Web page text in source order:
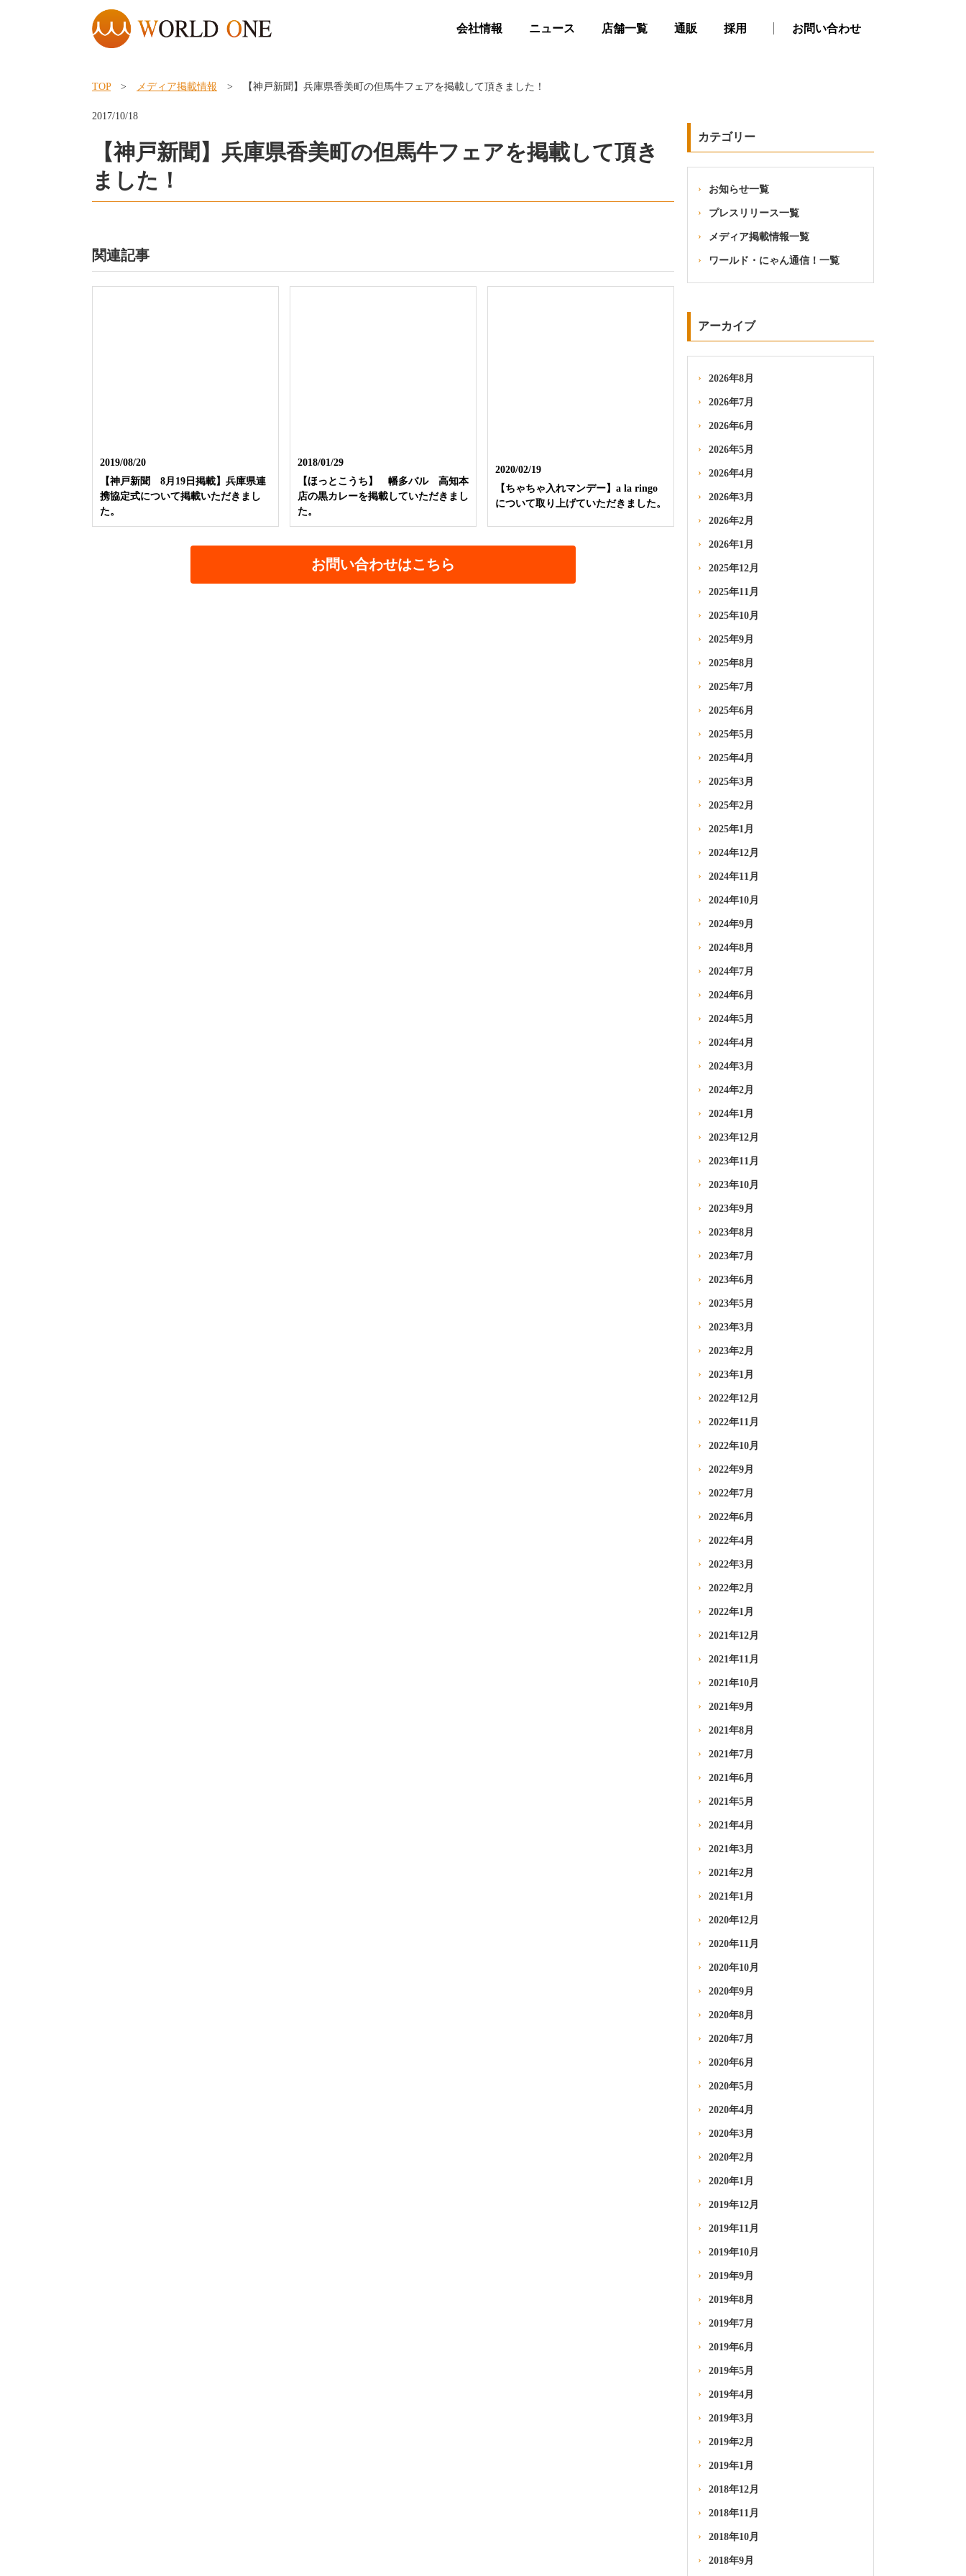
会社情報 ニュース 店舗一覧 通販 採用 お問い合わせ
TOP> メディア掲載情報 > 【神戸新聞】兵庫県香美町の但馬牛フェアを掲載して頂きました！
2017/10/18
【神戸新聞】兵庫県香美町の但馬牛フェアを掲載して頂き
ました！
関連記事
2019/08/20
【神戸新聞 8月19日掲載】兵庫県連
携協定式について掲載いただきまし
た。
2018/01/29
【ほっとこうち】 幡多バル 高知本
店の黒カレーを掲載していただきまし
た。
2020/02/19
【ちゃちゃ入れマンデー】a la ringo
について取り上げていただきました。
お問い合わせはこちら
カテゴリー
お知らせ一覧
プレスリリース一覧
メディア掲載情報一覧
ワールド・にゃん通信！一覧
アーカイブ
2026年8月
2026年7月
2026年6月
2026年5月
2026年4月
2026年3月
2026年2月
2026年1月
2025年12月
2025年11月
2025年10月
2025年9月
2025年8月
2025年7月
2025年6月
2025年5月
2025年4月
2025年3月
2025年2月
2025年1月
2024年12月
2024年11月
2024年10月
2024年9月
2024年8月
2024年7月
2024年6月
2024年5月
2024年4月
2024年3月
2024年2月
2024年1月
2023年12月
2023年11月
2023年10月
2023年9月
2023年8月
2023年7月
2023年6月
2023年5月
2023年3月
2023年2月
2023年1月
2022年12月
2022年11月
2022年10月
2022年9月
2022年7月
2022年6月
2022年4月
2022年3月
2022年2月
2022年1月
2021年12月
2021年11月
2021年10月
2021年9月
2021年8月
2021年7月
2021年6月
2021年5月
2021年4月
2021年3月
2021年2月
2021年1月
2020年12月
2020年11月
2020年10月
2020年9月
2020年8月
2020年7月
2020年6月
2020年5月
2020年4月
2020年3月
2020年2月
2020年1月
2019年12月
2019年11月
2019年10月
2019年9月
2019年8月
2019年7月
2019年6月
2019年5月
2019年4月
2019年3月
2019年2月
2019年1月
2018年12月
2018年11月
2018年10月
2018年9月